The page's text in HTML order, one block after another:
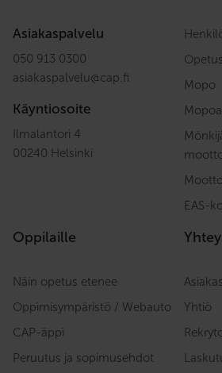
Asiakaspalvelu
050 913 0300
asiakaspalvelu@cap.fi
Käyntiosoite
Ilmalantori 4
00240 Helsinki
Mopo
EAS-
Oppilaille
Näin opetus etenee
Oppimisympäristö / Webauto
CAP-äppi
Peruutus ja sopimusehdot
Yhtiö